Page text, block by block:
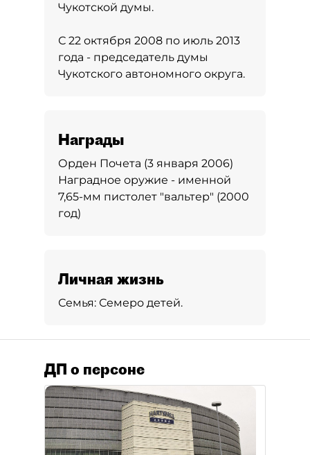
Чукотской думы.
С 22 октября 2008 по июль 2013
года - председатель думы
Чукотского автономного округа.
Награды
Орден Почета (3 января 2006)
Наградное оружие - именной
7,65-мм пистолет "вальтер" (2000
год)
Личная жизнь
Семья: Семеро детей.
ДП о персоне